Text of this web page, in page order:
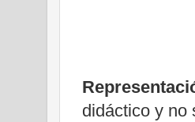
didáctico y no